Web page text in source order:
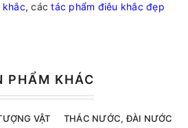
khắc, cáctác phẩm điêu khắc đẹp
PHẨM KHÁC
VẬT
THÁC NƯỚC, ĐÀI NƯỚC